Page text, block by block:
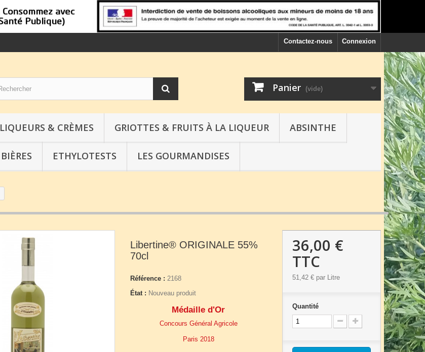
Connexion
Contactez-nous
Panier (vide)
LIQUEURS & CRÈMES GRIOTTES & FRUITS À LA LIQUEUR ABSINTHE
BIÈRES ETHYLOTESTS LES GOURMANDISES
Libertine® ORIGINALE 55%
70cl
Référence : 2168
État : Nouveau produit
Médaille d'Or
Concours Général Agricole
Paris 2018
36,00 €
TTC
51,42 €par Litre
Quantité